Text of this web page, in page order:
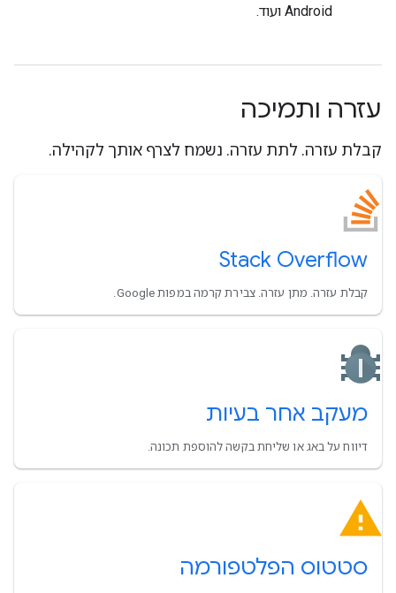
Android ועוד.
עזרה ותמיכה
קבלת עזרה. לתת עזרה. נשמח לצרף אותך לקהילה.
Stack Overflow
קבלת עזרה. מתן עזרה. צבירת קרמה במפות Google.
מעקב אחר בעיות
דיווח על באג או שליחת בקשה להוספת תכונה.
סטטוס הפלטפורמה